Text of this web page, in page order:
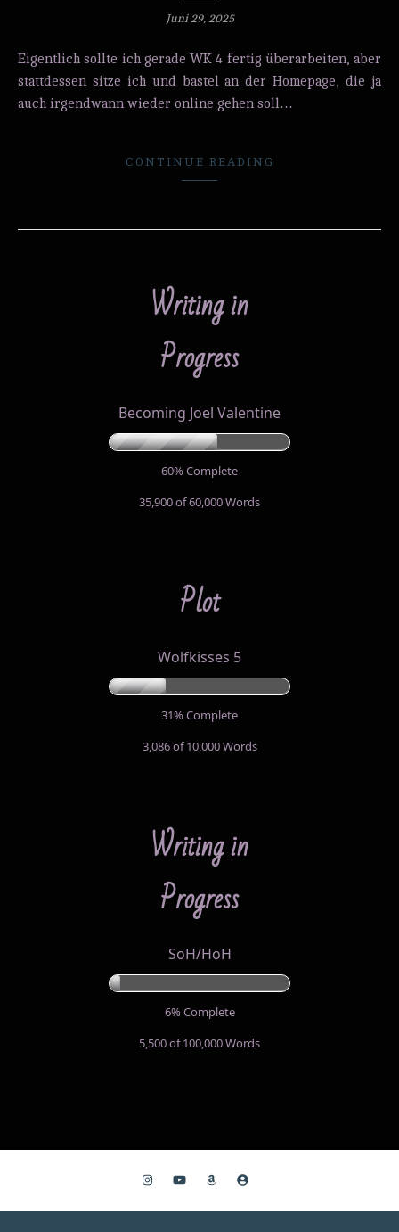
Juni 29, 2025
Eigentlich sollte ich gerade WK 4 fertig überarbeiten, aber
stattdessen sitze ich und bastel an der Homepage, die ja
auch irgendwann wieder online gehen soll…
CONTINUE READING
Writing in
Progress
Becoming Joel Valentine
60% Complete
35,900 of 60,000Words
Plot
Wolfkisses 5
31% Complete
3,086 of 10,000Words
Writing in
Progress
SoH/HoH
6% Complete
5,500 of 100,000Words